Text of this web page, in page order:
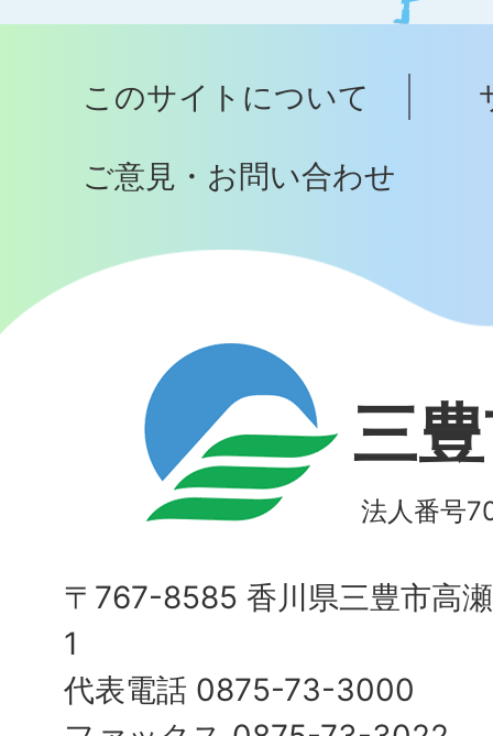
ッ
へ
このサイトについて
ご意見・お問い合わせ
三
法人番号
〒767-8585 香川県三豊市高
1
代表電話 0875-73-3000